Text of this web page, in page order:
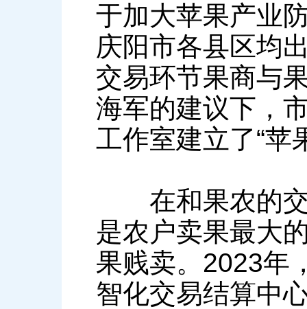
于加大苹果产业
庆阳市各县区均
交易环节果商与
海军的建议下，
工作室建立了“苹
在和果农的交
是农户卖果最大
果贱卖。2023年
智化交易结算中